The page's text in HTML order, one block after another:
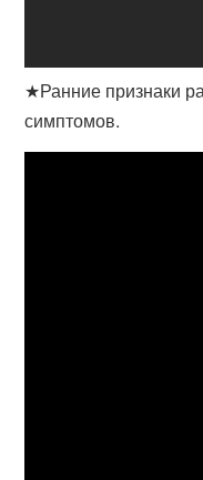
★Ранние признаки
симптомов.